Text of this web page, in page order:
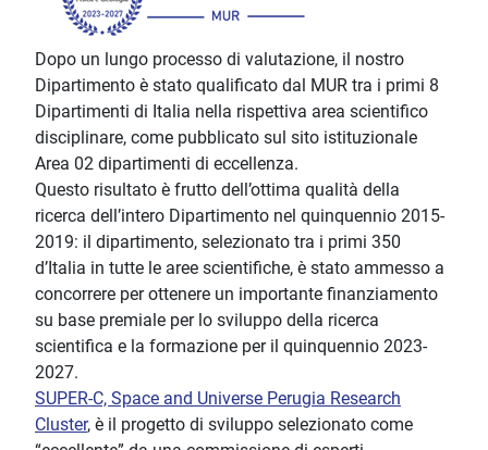
Dopo un lungo processo di valutazione, il nostro
Dipartimento è stato qualificato dal MUR tra i primi 8
Dipartimenti di Italia nella rispettiva area scientifico
disciplinare, come pubblicato sul sito istituzionale
Area 02 dipartimenti di eccellenza.
Questo risultato è frutto dell’ottima qualità della
ricerca dell’intero Dipartimento nel quinquennio 2015-
2019: il dipartimento, selezionato tra i primi 350
d’Italia in tutte le aree scientifiche, è stato ammesso a
concorrere per ottenere un importante finanziamento
su base premiale per lo sviluppo della ricerca
scientifica e la formazione per il quinquennio 2023-
2027.
SUPER-C, Space and Universe Perugia Research
Cluster, è il progetto di sviluppo selezionato come